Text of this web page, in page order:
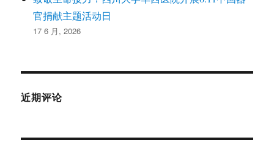
官捐献主题活动日
17 6 月, 2026
近期评论